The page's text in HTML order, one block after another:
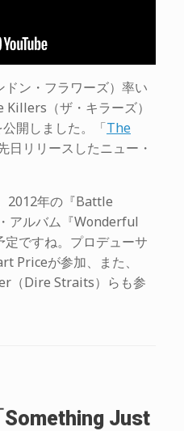
ン・フラワーズ）率い
（ザ・キラーズ）
開しました。「The
日リリースしたニュー・
2012年の『Battle
アルバム『Wonderful
ですね。プロデューサ
Priceが参加、また、
（Dire Straits）らも参
Just